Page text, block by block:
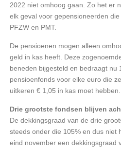
2022 niet omhoog gaan. Zo het er
elk geval voor gepensioneerden die
PFZW en PMT.
De pensioenen mogen alleen
geld in kas heeft. Deze
beneden bijgesteld en bedraagt nu
pensioenfonds voor elke euro die
uitkeren € 1,05 in kas moet hebben.
Drie grootste fondsen blijven
De dekkingsgraad van de drie
steeds onder die 105% en dus niet
eind november een dekkingsgraad